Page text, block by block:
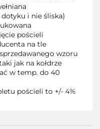
i nie śliska)
pościeli
na tle
wzoru
jak na kołdrze
w temp. do 40
pościeli to +/- 4%